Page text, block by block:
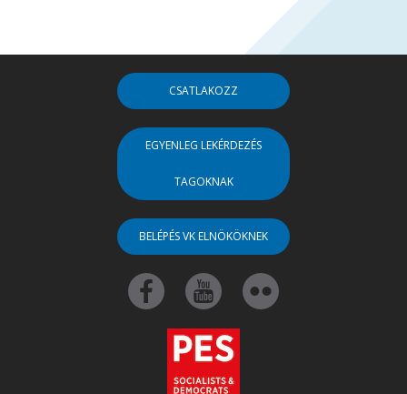
CSATLAKOZZ
EGYENLEG LEKÉRDEZÉS
TAGOKNAK
BELÉPÉS VK ELNÖKÖKNEK